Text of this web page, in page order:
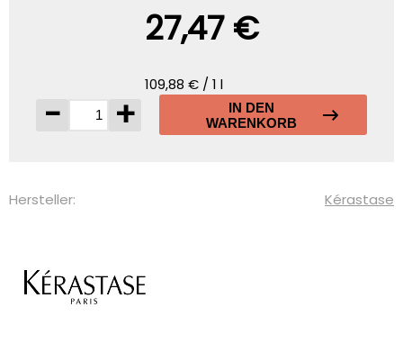
27,47 €
109,88 € / 1 l
- +
IN DEN
WARENKORB
Hersteller: Kérastase